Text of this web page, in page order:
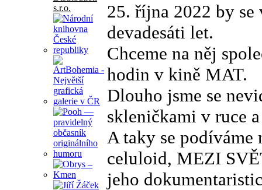
25. října 2022 by se
devadesáti let.
Chceme na něj
hodin v kině MAT.
Dlouho jsme se
skleničkami v ruce
A taky se
celuloid, MEZI
jeho